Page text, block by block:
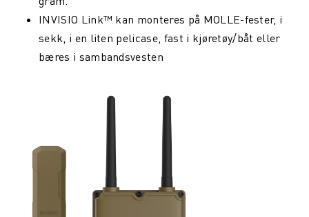
INVISIO Link™ kan monteres på MOLLE-fester, i
sekk, i en liten pelicase, fast i kjøretøy/båt eller
bæres i sambandsvesten